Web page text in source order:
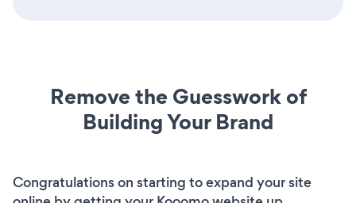
Remove the Guesswork of
Building Your Brand
Congratulations on starting to expand your site